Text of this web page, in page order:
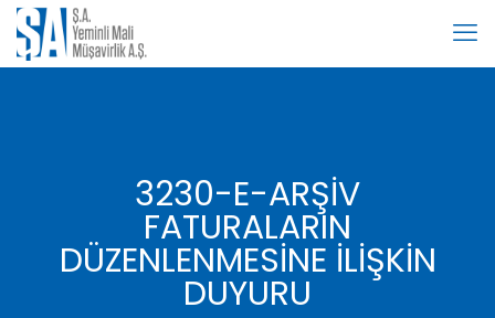
3230-E-ARŞİV
FATURALARIN
DÜZENLENMESİNE İLİŞKİN
DUYURU